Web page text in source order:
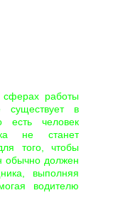
сферах работы
существует в
есть человек
не станет
того, чтобы
обычно должен
выполняя
водителю